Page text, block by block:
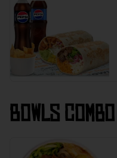
Bowls Combo